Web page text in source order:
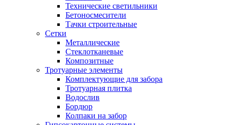
Технические светильники
Бетоносмесители
Тачки строительные
Сетки
Металлические
Стеклотканевые
Композитные
Тротуарные элементы
Комплектующие для забора
Тротуарная плитка
Водослив
Бордюр
Колпаки на забор